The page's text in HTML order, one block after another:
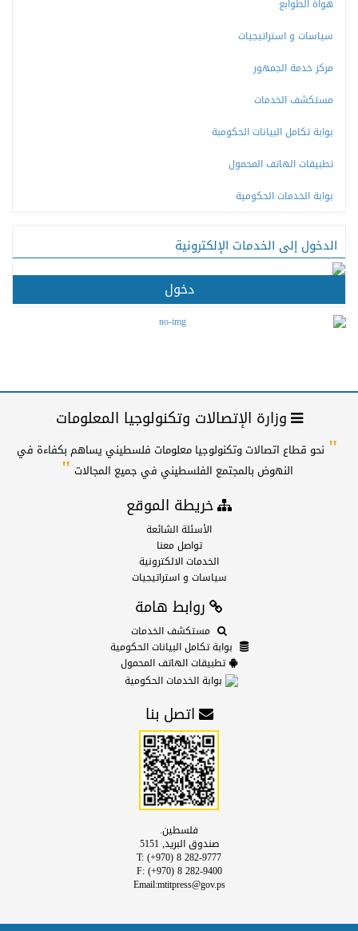
هواة الطوابع
سياسات و استراتيجيات
مركز خدمة الجمهور
مستكشف الخدمات
بوابة تكامل البيانات الحكومبة
تطبيقات الهاتف المحمول
بوابة الخدمات الحكومية
الدخول إلى الخدمات الإلكترونية
دخول
وزارة الإتصالات وتكنولوجيا المعلومات
" نحو قطاع اتصالات وتكنولوجيا معلومات فلسطيني يساهم بكفاءة في
النهوض بالمجتمع الفلسطيني في جميع المجالات"
خريطة الموقع
الأسئلة الشائعة
تواصل معنا
الخدمات الالكترونية
سياسات و استراتيجيات
روابط هامة
مستكشف الخدمات
بوابة تكامل البيانات الحكومية
تطبيقات الهاتف المحمول
بوابة الخدمات الحكومية
اتصل بنا
فلسطين.
صندوق البريد, 5151
T: (+970) 8 282-9777
F: (+970) 8 282-9400
Email:mtitpress@gov.ps